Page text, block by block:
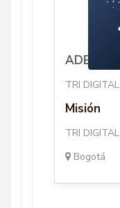
ADEL
TRI DIGITAL
Misión
TRI DIGITAL
Bogotá